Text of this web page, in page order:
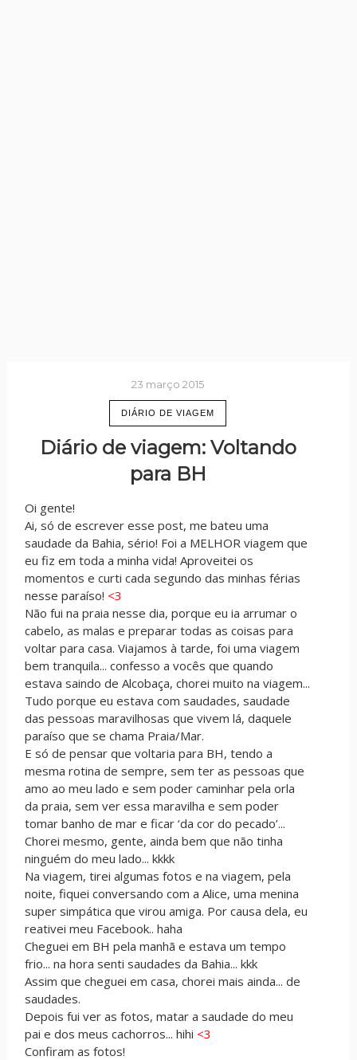
23 março 2015
DIÁRIO DE VIAGEM
Diário de viagem: Voltando
para BH
Oi gente!
Ai, só de escrever esse post, me bateu uma
saudade da Bahia, sério! Foi a MELHOR viagem que
eu fiz em toda a minha vida! Aproveitei os
momentos e curti cada segundo das minhas férias
nesse paraíso! <3
Não fui na praia nesse dia, porque eu ia arrumar o
cabelo, as malas e preparar todas as coisas para
voltar para casa. Viajamos à tarde, foi uma viagem
bem tranquila... confesso a vocês que quando
estava saindo de Alcobaça, chorei muito na viagem...
Tudo porque eu estava com saudades, saudade
das pessoas maravilhosas que vivem lá, daquele
paraíso que se chama Praia/Mar.
E só de pensar que voltaria para BH, tendo a
mesma rotina de sempre, sem ter as pessoas que
amo ao meu lado e sem poder caminhar pela orla
da praia, sem ver essa maravilha e sem poder
tomar banho de mar e ficar ‘da cor do pecado’...
Chorei mesmo, gente, ainda bem que não tinha
ninguém do meu lado... kkkk
Na viagem, tirei algumas fotos e na viagem, pela
noite, fiquei conversando com a Alice, uma menina
super simpática que virou amiga. Por causa dela, eu
reativei meu Facebook.. haha
Cheguei em BH pela manhã e estava um tempo
frio... na hora senti saudades da Bahia... kkk
Assim que cheguei em casa, chorei mais ainda... de
saudades.
Depois fui ver as fotos, matar a saudade do meu
pai e dos meus cachorros... hihi <3
Confiram as fotos!